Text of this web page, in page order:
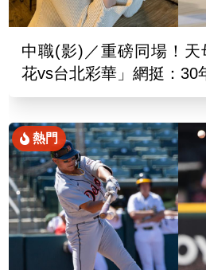
中職(影)／重磅同場！
花vs台北彩華」網挺：30
熱門